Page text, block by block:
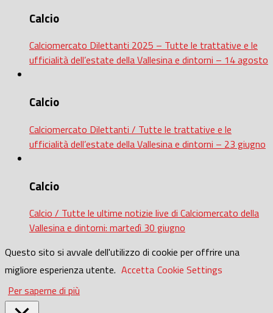
Calcio
Calciomercato Dilettanti 2025 – Tutte le trattative e le
ufficialità dell’estate della Vallesina e dintorni – 14 agosto
Calcio
Calciomercato Dilettanti / Tutte le trattative e le
ufficialità dell’estate della Vallesina e dintorni – 23 giugno
Calcio
Calcio / Tutte le ultime notizie live di Calciomercato della
Vallesina e dintorni: martedì 30 giugno
Questo sito si avvale dell'utilizzo di cookie per offrire una
migliore esperienza utente. Accetta Cookie Settings
Per saperne di più